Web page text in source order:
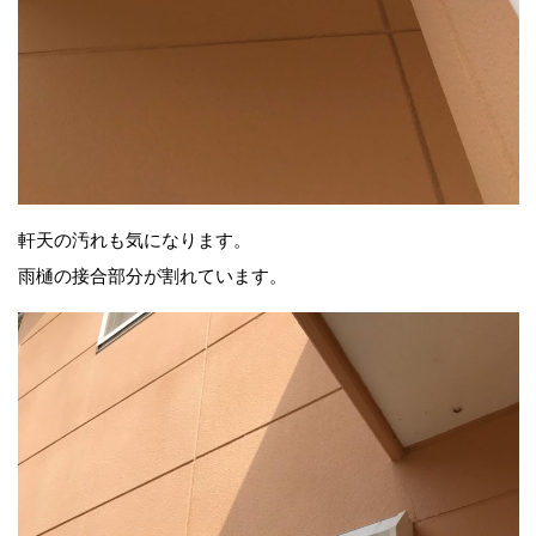
軒天の汚れも気になります。
雨樋の接合部分が割れています。